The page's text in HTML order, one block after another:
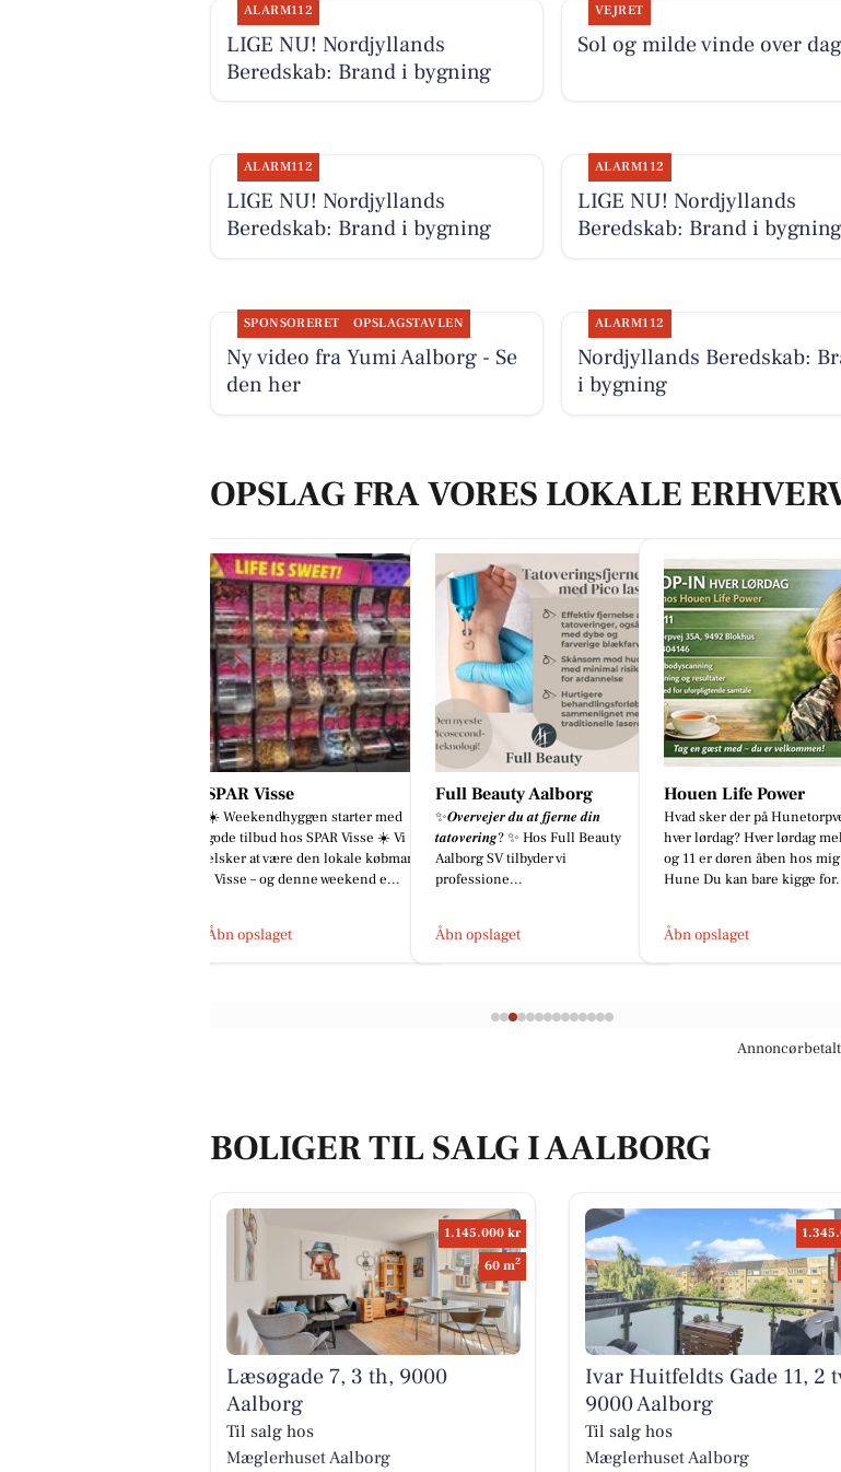
ALARM112
LIGE NU! Nordjyllands
Beredskab: Brand i bygning
VEJRET
Sol og milde vinde over
ALARM112
LIGE NU! Nordjyllands
Beredskab: Brand i bygning
ALARM112
LIGE NU! Nordjyllands
Beredskab: Brand i bygning
SPONSORERET OPSLAGSTAVLEN
Ny video fra Yumi Aalborg - Se
den her
ALARM112
Nordjyllands Beredskab:
i bygning
OPSLAG FRA VORES LOKALE
Full Beauty Aalborg
✨𝑶𝒗𝒆𝒓𝒗𝒆𝒋𝒆𝒓 𝒅𝒖 𝒂𝒕 𝒇𝒋𝒆𝒓𝒏𝒆 𝒅𝒊𝒏
𝒕𝒂𝒕𝒐𝒗𝒆𝒓𝒊𝒏𝒈? ✨ Hos Full Beauty
Aalborg SV tilbyder vi
professione...
Åbn opslaget
Houen Life Power
Hvad sker der på Hunetorpvej 35A
hver lørdag? Hver lørdag mellem 9
og 11 er døren åben hos mig i
Hune Du kan bare kigge for...
Åbn opslaget
Tattoo Studio 96
🖤 Mørk symbolik møder
realisme. Denne kraftfulde
& Grey-tatovering af Alexy
kombinerer en ravn med
Åbn opslaget
BOLIGER TIL SALG I AALBORG
1.145.000 kr
60 m2
Læsøgade 7, 3 th, 9000
Aalborg
Til salg hos
Mæglerhuset Aalborg
Ivar Huitfeldts Gade 11, 2
9000 Aalborg
Til salg hos
Mæglerhuset Aalborg